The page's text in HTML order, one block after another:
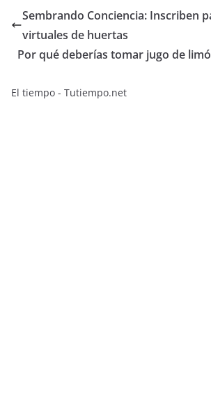
Sembrando Conciencia: Inscriben
virtuales de huertas
Por qué deberías tomar jugo de
El tiempo - Tutiempo.net